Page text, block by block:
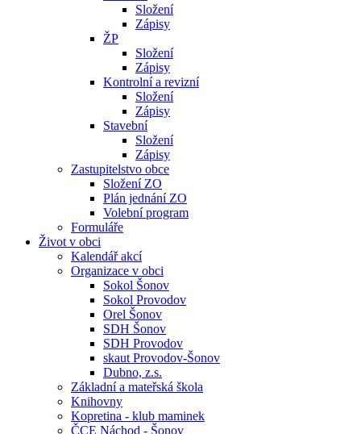
Složení
Zápisy
ŽP
Složení
Zápisy
Kontrolní a revizní
Složení
Zápisy
Stavební
Složení
Zápisy
Zastupitelstvo obce
Složení ZO
Plán jednání ZO
Volební program
Formuláře
Život v obci
Kalendář akcí
Organizace v obci
Sokol Šonov
Sokol Provodov
Orel Šonov
SDH Šonov
SDH Provodov
skaut Provodov-Šonov
Dubno, z.s.
Základní a mateřská škola
Knihovny
Kopretina - klub maminek
ČCE Náchod - Šonov